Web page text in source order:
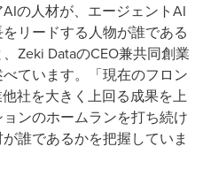
の人材が、エージェントAI
リードする人物が誰である
Zeki DataのCEO兼共同創業
ています。「現在のフロン
社を大きく上回る成果を上
ンのホームランを打ち続け
誰であるかを把握していま